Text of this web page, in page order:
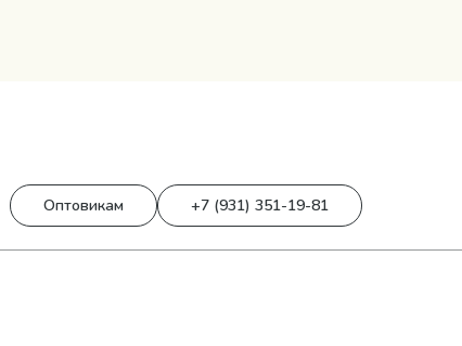
Оптовикам +7 (931) 351-19-81